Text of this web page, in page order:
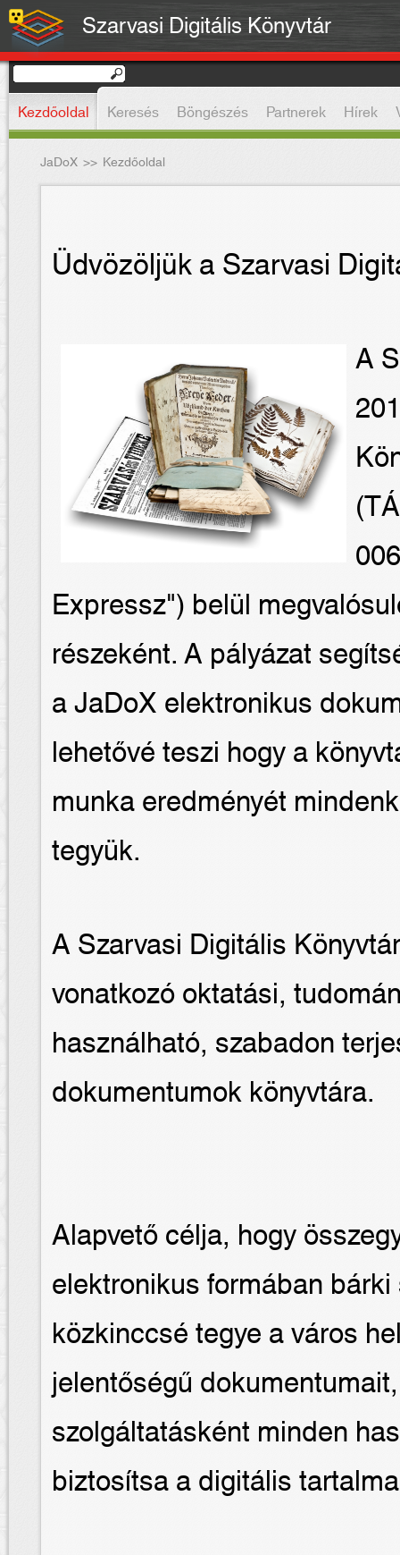
Szarvasi Digitális Könyvtár
Kezdőoldal Keresés Böngészés Partnerek Hírek
JaDoX >> Kezdőoldal
Üdvözöljük a Szarvasi
A
Expressz") belül
részeként. A pályázat
a JaDoX elektronikus
lehetővé teszi hogy a
munka eredményét
tegyük.
A Szarvasi Digitális
vonatkozó oktatási,
használható, szabadon
dokumentumok könyvtára.
Alapvető célja, hogy
elektronikus formában
közkinccsé tegye a város
jelentőségű
szolgáltatásként minden
biztosítsa a digitális